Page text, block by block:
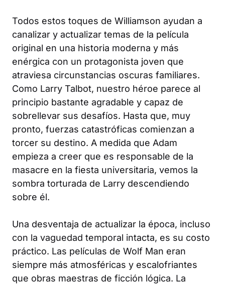
Todos estos toques de Williamson ayudan a
canalizar y actualizar temas de la película
original en una historia moderna y más
enérgica con un protagonista joven que
atraviesa circunstancias oscuras familiares.
Como Larry Talbot, nuestro héroe parece al
principio bastante agradable y capaz de
sobrellevar sus desafíos. Hasta que, muy
pronto, fuerzas catastróficas comienzan a
torcer su destino. A medida que Adam
empieza a creer que es responsable de la
masacre en la fiesta universitaria, vemos la
sombra torturada de Larry descendiendo
sobre él.
Una desventaja de actualizar la época, incluso
con la vaguedad temporal intacta, es su costo
práctico. Las películas de Wolf Man eran
siempre más atmosféricas y escalofriantes
que obras maestras de ficción lógica. La